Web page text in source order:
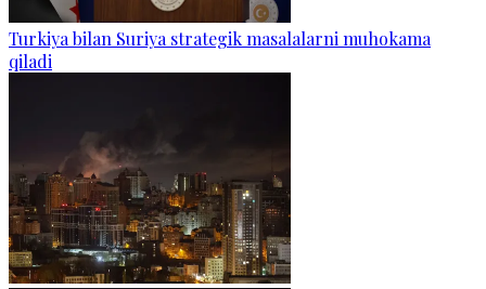
Turkiya bilan Suriya strategik masalalarni muhokama
qiladi